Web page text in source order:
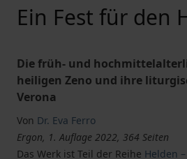
Ein Fest für den
Die früh- und
heiligen Zeno und ihre
Verona
Von Dr. Eva Ferro
Ergon, 1. Auflage 2022, 364 Seiten
Das Werk ist Teil der Reihe Helden